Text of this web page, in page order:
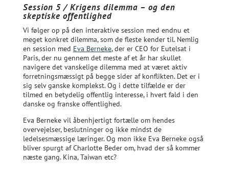
Session 5 / Krigens dilemma – og den
skeptiske offentlighed
Vi følger op på den interaktive session med endnu et
meget konkret dilemma, som de fleste kender til. Nemlig
en session med Eva Berneke, der er CEO for Eutelsat i
Paris, der nu gennem det meste af et år har skullet
navigere det vanskelige dilemma med at været aktiv
forretningsmæssigt på begge sider af konflikten. Det er i
sig selv ganske komplekst. Og i dette tilfælde er der
tilmed en betydelig offentlig interesse, i hvert fald i den
danske og franske offentlighed.
Eva Berneke vil åbenhjertigt fortælle om hendes
overvejelser, beslutninger og ikke mindst de
ledelsesmæssige læringer. Og mon ikke Eva Berneke også
bliver spurgt af Charlotte Beder om, hvad der så kommer
næste gang. Kina, Taiwan etc?